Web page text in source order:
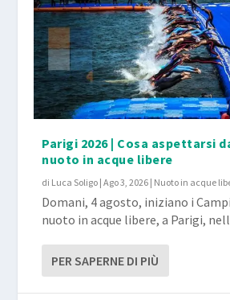
Parigi 2026 | Cosa aspettarsi
nuoto in acque libere
di Luca Soligo |Ago 3, 2026 | Nuoto in acque
Domani, 4 agosto, iniziano i
nuoto in acque libere, a Parigi,
PER SAPERNE DI PIÙ